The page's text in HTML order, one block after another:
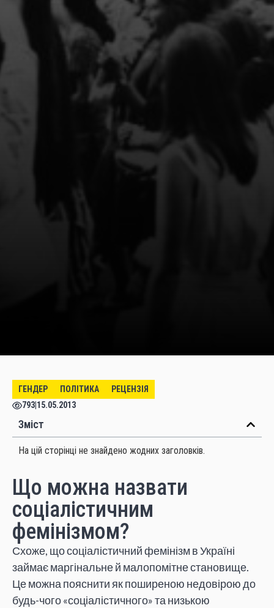
ГЕНДЕР ПОЛІТИКА
РЕЦЕНЗІЯ
793 15.05.2013
Зміст
На цій сторінці не знайдено жодних заголовків.
Що можна назвати
соціалістичним
фемінізмом?
Схоже, що соціалістичний фемінізм в Україні
займає маргінальне й малопомітне становище.
Це можна пояснити як поширеною недовірою до
будь-чого «соціалістичного» та низькою